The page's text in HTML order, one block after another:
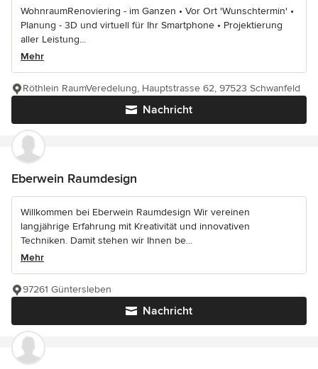
WohnraumRenoviering - im Ganzen • Vor Ort 'Wunschtermin' •
Planung - 3D und virtuell für Ihr Smartphone • Projektierung
aller Leistung...
Mehr
Nachricht
Röthlein RaumVeredelung, Hauptstrasse 62, 97523 Schwanfeld
Eberwein Raumdesign
Willkommen bei Eberwein Raumdesign Wir vereinen
langjährige Erfahrung mit Kreativität und innovativen
Techniken. Damit stehen wir Ihnen be...
Mehr
Nachricht
97261 Güntersleben